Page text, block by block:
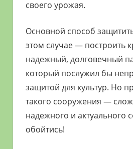
своего урожая.
Основной способ
этом случае — построить
надежный, долговечный
который послужил бы
защитой для культур. Но
такого сооружения —
надежного и актуального
обойтись!